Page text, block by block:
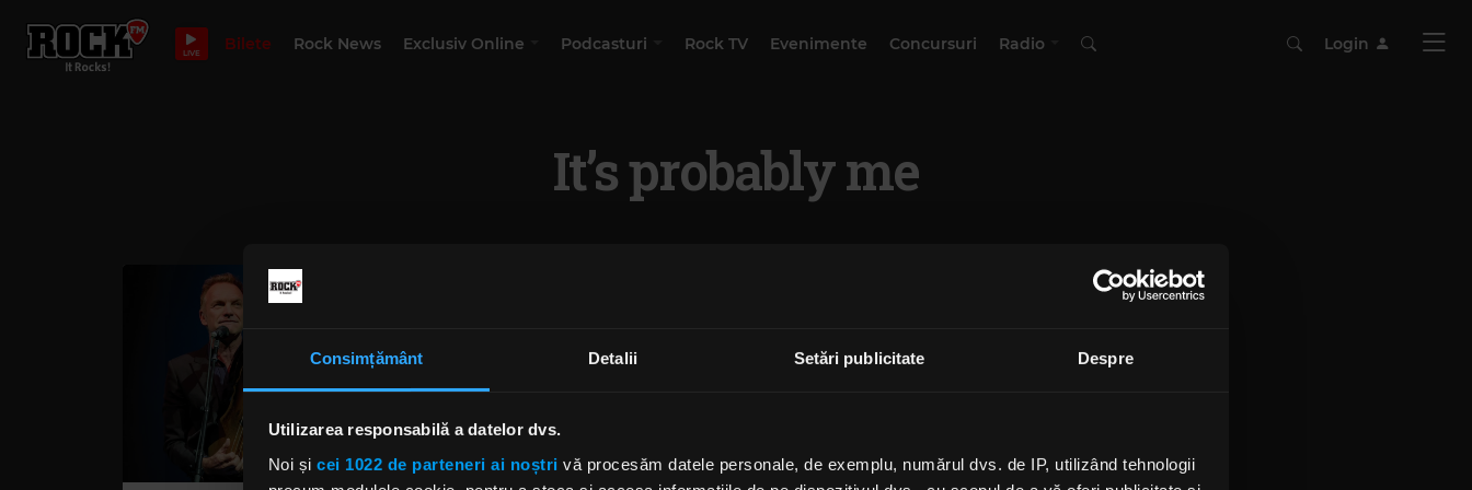
Consimțământ Detalii Setări publicitate Despre
Utilizarea responsabilă a datelor dvs.
Noi și cei 1022 de parteneri ai noștri vă procesăm datele personale, de exemplu, numărul dvs. de IP, utilizând tehnologii
LIVE Bilete Rock News Exclusiv Online Podcasturi Rock TV Evenimente Concursuri Radio Login
It’s probably me